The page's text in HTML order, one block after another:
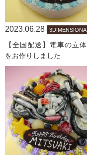
2023.06.28 3DIMENSIONAL
【全国配送】電車の立
をお作りしました